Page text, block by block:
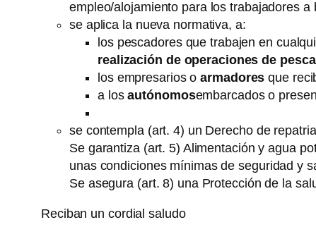
empleo/alojamiento para los trabajadores
se aplica la nueva normativa, a:
los pescadores que trabajen en
realización de operaciones de
los empresarios oarmadores que
a losautónomosembarcados o
se contempla (art. 4) un Derecho de
Se garantiza (art. 5) Alimentación y agua
unas condiciones mínimas de seguridad y
Se asegura (art. 8) una Protección de la
Reciban un cordial saludo